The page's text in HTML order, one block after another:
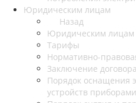
Юридическим лицам
Назад
Юридическим лицам
Тарифы
Нормативно-
Заключение
Порядок оснащения
устройств